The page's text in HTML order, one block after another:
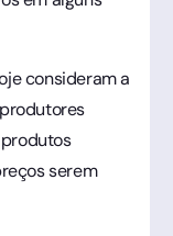
consideram a
serem